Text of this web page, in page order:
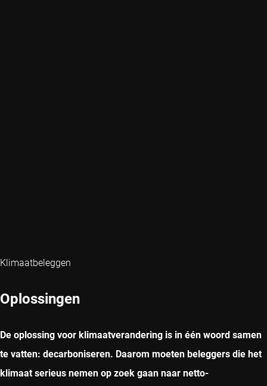
Klimaatbeleggen
Oplossingen
De oplossing voor klimaatverandering is in één woord samen
te vatten: decarboniseren. Daarom moeten beleggers die het
klimaat serieus nemen op zoek gaan naar netto-